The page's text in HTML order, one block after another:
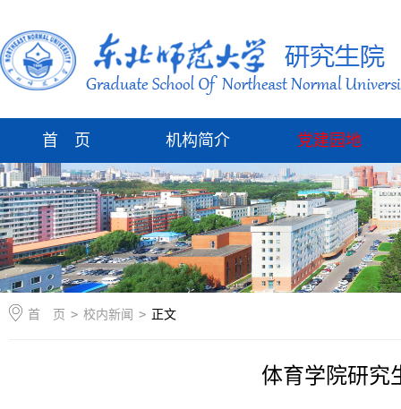
首 页 机构简介 党建园地
首 页 > 校内新闻 > 正文
体育学院研究